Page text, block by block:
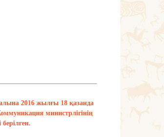
2016 жылғы 18 қазанда
министрлігінің